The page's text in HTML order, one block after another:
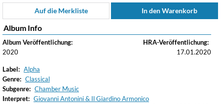
Auf die Merkliste In den Warenkorb
Album Info
Album Veröffentlichung:
2020
HRA-Veröffentlichung:
17.01.2020
Label: Alpha
Genre: Classical
Subgenre: Chamber Music
Interpret: Giovanni Antonini & Il Giardino Armonico